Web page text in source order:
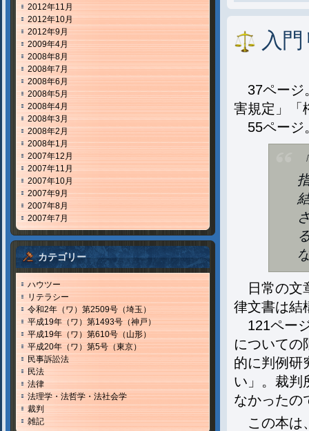
2012年11月
2012年10月
2012年9月
2009年4月
2008年8月
2008年7月
2008年6月
2008年5月
2008年4月
2008年3月
2008年2月
2008年1月
2007年12月
2007年11月
2007年10月
2007年9月
2007年8月
2007年7月
カテゴリー
ハウツー
リテラシー
令和2年（ワ）第2509号（埼玉）
平成19年（ワ）第1493号（神戸）
平成19年（ワ）第610号（山形）
平成20年（ワ）第5号（東京）
民事訴訟法
民法
法律
法理学・法哲学・法社会学
裁判
雑記
入
37ページ
害規定」「
55ページ
日常の文
律文書は結
121ペー
についての
的に判例研
い」。裁判
なかったの
この本は